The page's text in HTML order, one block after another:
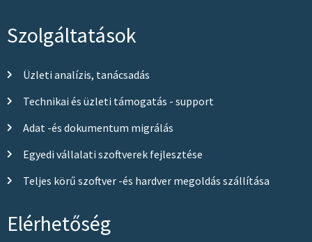
Szolgáltatások
Üzleti analízis, tanácsadás
Technikai és üzleti támogatás - support
Adat -és dokumentum migrálás
Egyedi vállalati szoftverek fejlesztése
Teljes körű szoftver -és hardver megoldás szállítása
Elérhetőség